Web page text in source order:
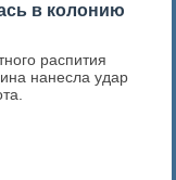
в колонию
распития
нанесла удар